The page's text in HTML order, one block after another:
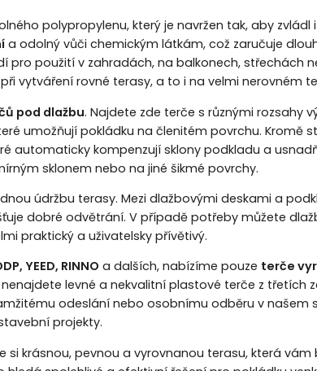
polypropylenu, který je navržen tak, aby zvládl
a odolný vůči chemickým látkám, což zaručuje
pro použití v zahradách, na balkonech, střechách
vytváření rovné terasy, a to i na velmi nerovném
pod dlažbu. Najdete zde terče s různými rozsahy
umožňují pokládku na členitém povrchu. Kromě
automaticky kompenzují sklony podkladu a
sklonem nebo na jiné šikmé povrchy.
údržbu terasy. Mezi dlažbovými deskami a
dobré odvětrání. V případě potřeby můžete
praktický a uživatelsky přívětivý.
YEED, RINNO a dalších, nabízíme pouze terče
levné a nekvalitní plastové terče z třetích
odeslání nebo osobnímu odběru v našem
projekty.
si krásnou, pevnou a vyrovnanou terasu, která vám